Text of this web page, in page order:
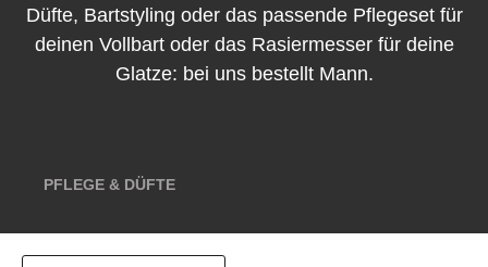
Düfte, Bartstyling oder das passende Pflegeset für
deinen Vollbart oder das Rasiermesser für deine
Glatze: bei uns bestellt Mann.
PFLEGE & DÜFTE